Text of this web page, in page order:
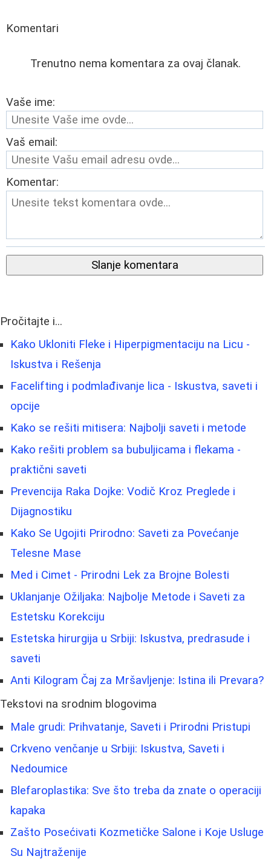
Komentari
Trenutno nema komentara za ovaj članak.
Vaše ime:
Vaš email:
Komentar:
Slanje komentara
Pročitajte i...
Kako Ukloniti Fleke i Hiperpigmentaciju na Licu -
Iskustva i Rešenja
Facelifting i podmlađivanje lica - Iskustva, saveti i
opcije
Kako se rešiti mitisera: Najbolji saveti i metode
Kako rešiti problem sa bubuljicama i flekama -
praktični saveti
Prevencija Raka Dojke: Vodič Kroz Preglede i
Dijagnostiku
Kako Se Ugojiti Prirodno: Saveti za Povećanje
Telesne Mase
Med i Cimet - Prirodni Lek za Brojne Bolesti
Uklanjanje Ožiljaka: Najbolje Metode i Saveti za
Estetsku Korekciju
Estetska hirurgija u Srbiji: Iskustva, predrasude i
saveti
Anti Kilogram Čaj za Mršavljenje: Istina ili Prevara?
Tekstovi na srodnim blogovima
Male grudi: Prihvatanje, Saveti i Prirodni Pristupi
Crkveno venčanje u Srbiji: Iskustva, Saveti i
Nedoumice
Blefaroplastika: Sve što treba da znate o operaciji
kapaka
Zašto Posećivati Kozmetičke Salone i Koje Usluge
Su Najtraženije